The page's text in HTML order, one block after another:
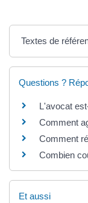
Textes de
Questions ?
L'avocat
Comment
Comment
Combien
Et aussi